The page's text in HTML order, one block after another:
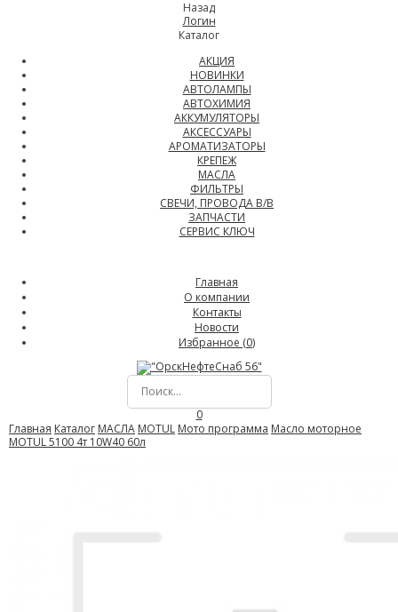
Назад
Логин
Каталог
АКЦИЯ
НОВИНКИ
АВТОЛАМПЫ
АВТОХИМИЯ
АККУМУЛЯТОРЫ
АКСЕССУАРЫ
АРОМАТИЗАТОРЫ
КРЕПЕЖ
МАСЛА
ФИЛЬТРЫ
СВЕЧИ, ПРОВОДА В/В
ЗАПЧАСТИ
СЕРВИС КЛЮЧ
Главная
О компании
Контакты
Новости
Избранное (0)
0
Главная Каталог МАСЛА MOTUL Мото программа Масло моторное
MOTUL 5100 4т 10W40 60л